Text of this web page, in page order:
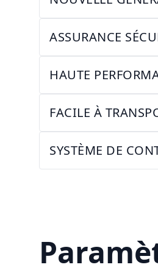
ASSURANCE
HAUTE
FACILE À
SYSTÈME DE